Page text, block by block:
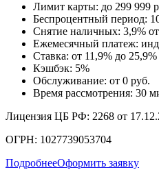
Лимит карты: до 299 999
Беспроцентный период:
Снятие наличных: 3,9%
Ежемесячный платеж:
Ставка: от 11,9% до 25,9%
Кэшбэк: 5%
Обслуживание: от 0 руб.
Время рассмотрения: 30
Лицензия ЦБ РФ: 2268 от
ОГРН: 1027739053704
ПодробнееОформить заявку